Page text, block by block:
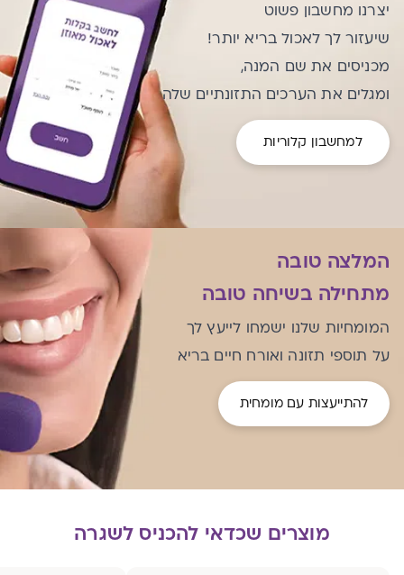
יצרנו מחשבון פשוט
שיעזור לך לאכול בריא יותר!
מכניסים את שם המנה,
ומגלים את הערכים התזונתיים שלה
למחשבון קלוריות
המלצה טובה
מתחילה בשיחה טובה
המומחיות שלנו ישמחו לייעץ לך
על תוספי תזונה ואורח חיים בריא
להתייעצות עם מומחית
מוצרים שכדאי להכניס לשגרה